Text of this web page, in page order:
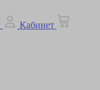
Кабинет